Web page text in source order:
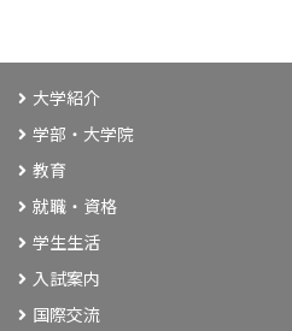
大学紹介
学部・大学院
教育
就職・資格
学生生活
入試案内
国際交流